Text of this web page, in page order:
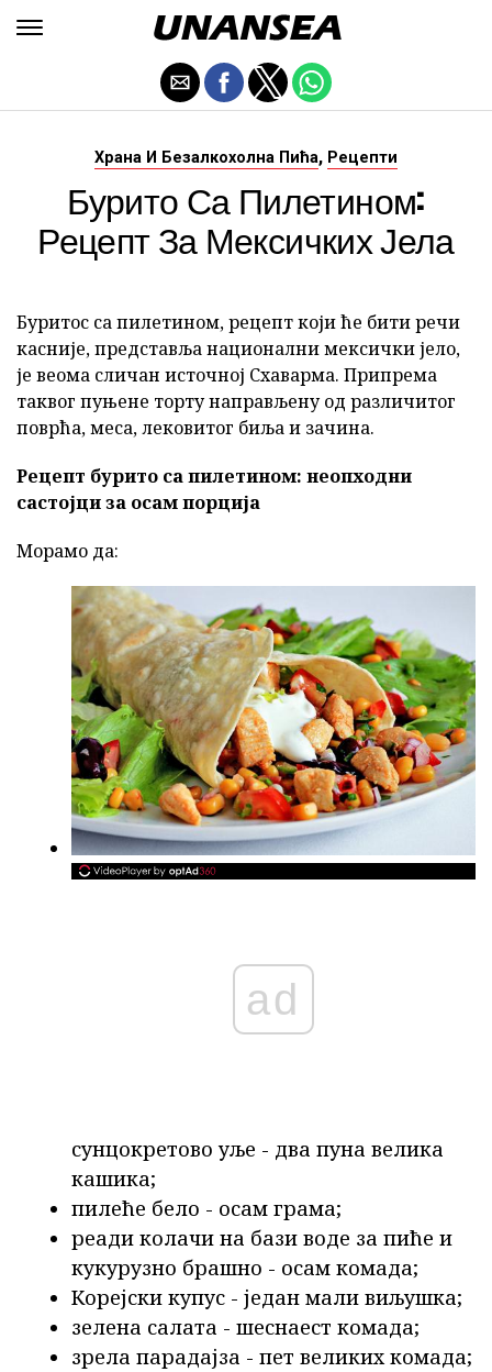
Храна И Безалкохолна Пића, Рецепти
Бурито Са Пилетином:
Рецепт За Мексичких Јела
Буритос са пилетином, рецепт који ће бити речи
касније, представља национални мексички јело,
је веома сличан источној Схаварма. Припрема
таквог пуњене торту направљену од различитог
поврћа, меса, лековитог биља и зачина.
Рецепт бурито са пилетином: неопходни
састојци за осам порција
Морамо да:
ad
сунцокретово уље - два пуна велика
кашика;
пилеће бело - осам грама;
реади колачи на бази воде за пиће и
кукурузно брашно - осам комада;
Корејски купус - један мали виљушка;
зелена салата - шеснаест комада;
зрела парадајза - пет великих комада;